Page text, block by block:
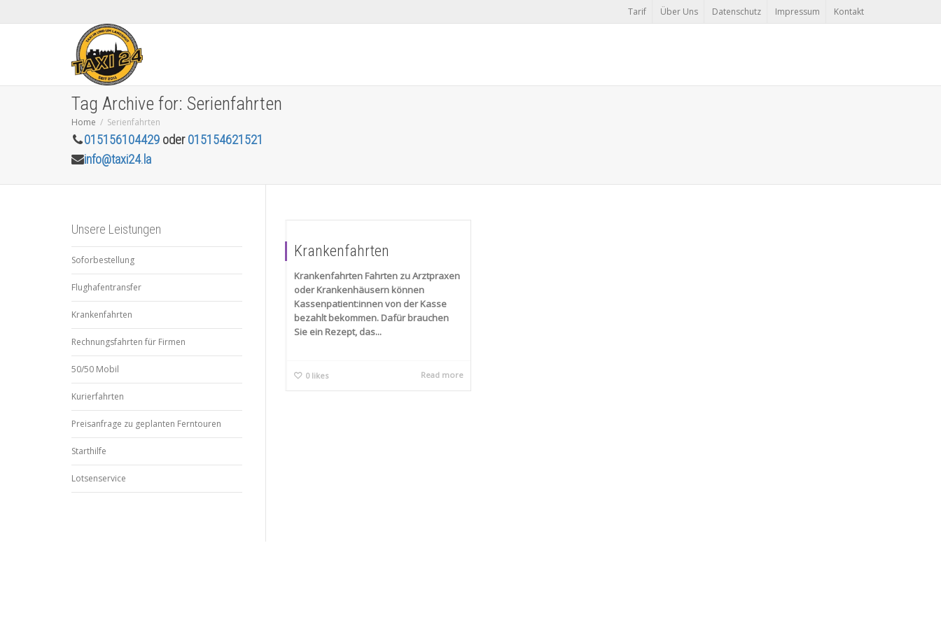
Tarif Über Uns Datenschutz Impressum Kontakt
Tag Archive for: Serienfahrten
Home Serienfahrten
015156104429 oder015154621521
info@taxi24.la
Krankenfahrten
Krankenfahrten Fahrten zu Arztpraxen
oder Krankenhäusern können
Kassenpatient:innen von der Kasse
bezahlt bekommen. Dafür brauchen
Sie ein Rezept, das...
0 likes Read more
Unsere Leistungen
Soforbestellung
Flughafentransfer
Krankenfahrten
Rechnungsfahrten für Firmen
50/50 Mobil
Kurierfahrten
Preisanfrage zu geplanten Ferntouren
Starthilfe
Lotsenservice